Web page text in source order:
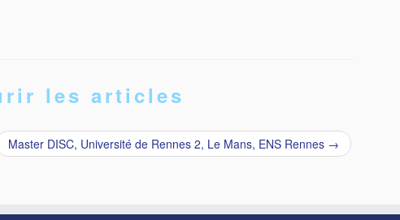
les articles
Master DISC, Université de Rennes 2, Le Mans, ENS Rennes →